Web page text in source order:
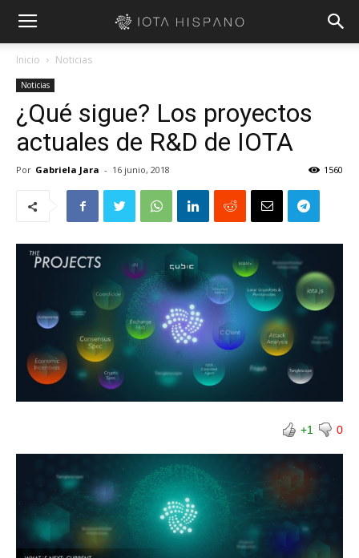
Inicio Noticias
Noticias
¿Qué sigue? Los proyectos
actuales de R&D de IOTA
Por Gabriela Jara - 16 junio, 2018 1560
+1 0